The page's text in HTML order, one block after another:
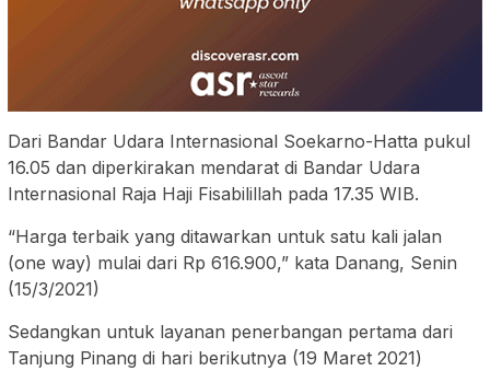
Dari Bandar Udara Internasional Soekarno-Hatta pukul
16.05 dan diperkirakan mendarat di Bandar Udara
Internasional Raja Haji Fisabilillah pada 17.35 WIB.
“Harga terbaik yang ditawarkan untuk satu kali jalan
(one way) mulai dari Rp 616.900,” kata Danang, Senin
(15/3/2021)
Sedangkan untuk layanan penerbangan pertama dari
Tanjung Pinang di hari berikutnya (19 Maret 2021)